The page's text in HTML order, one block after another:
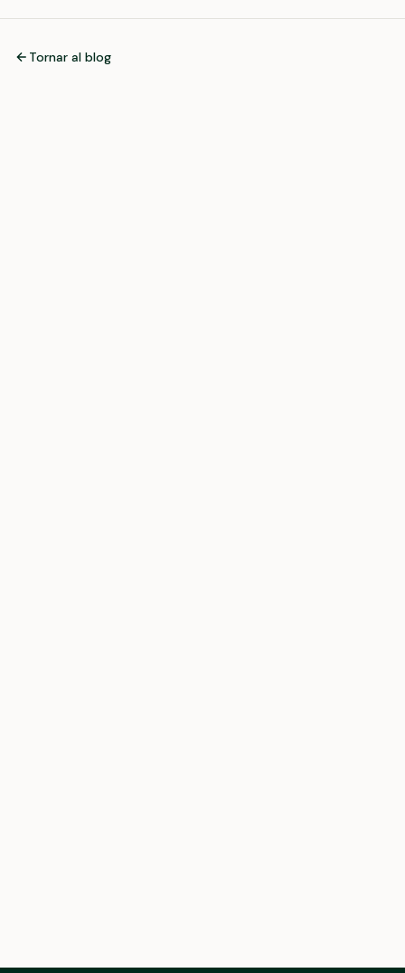
Tornar al blog